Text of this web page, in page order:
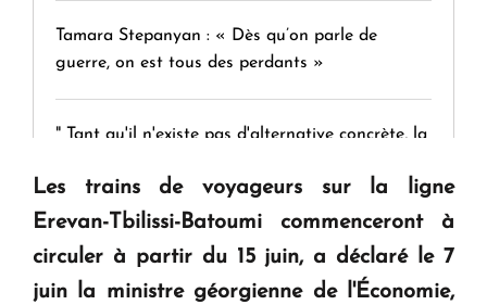
Tamara Stepanyan : « Dès qu’on parle de
guerre, on est tous des perdants »
" Tant qu'il n'existe pas d'alternative concrète, la
KASA : 30 ans d'audace, de résilience et d'avenir
en Arménie
Les trains de voyageurs sur la ligne
Erevan-Tbilissi-Batoumi commenceront à
circuler à partir du 15 juin, a déclaré le 7
juin la ministre géorgienne de l'Économie,